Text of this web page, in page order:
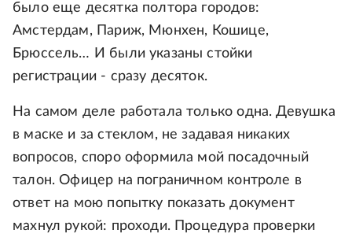
было еще десятка полтора городов:
Амстердам, Париж, Мюнхен, Кошице,
Брюссель… И были указаны стойки
регистрации - сразу десяток.
На самом деле работала только одна. Девушка
в маске и за стеклом, не задавая никаких
вопросов, споро оформила мой посадочный
талон. Офицер на пограничном контроле в
ответ на мою попытку показать документ
махнул рукой: проходи. Процедура проверки